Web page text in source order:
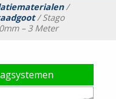
/
/ Stago
– 3 Meter